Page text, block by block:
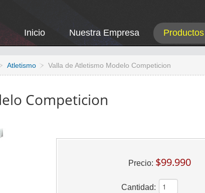
Inicio Nuestra Empresa Productos
Atletismo Valla de Atletismo Modelo Competicion
Competicion
Precio: $99.990
Cantidad: